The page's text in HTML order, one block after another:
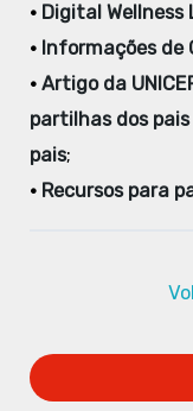
• Digital Wellness
• Informações de
• Artigo da
partilhas dos
pais;
• Recursos para